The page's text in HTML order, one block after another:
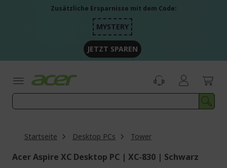
Zusätzliche Ersparnisse mit dem Code:
MYSTERY
JETZT SPAREN
Startseite Desktop PCs Tower
Acer Aspire XC Desktop PC | XC-830 | Schwarz